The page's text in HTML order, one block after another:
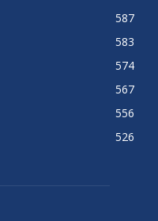
587
583
574
567
556
526